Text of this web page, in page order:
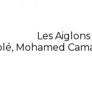
Les
Mohamed